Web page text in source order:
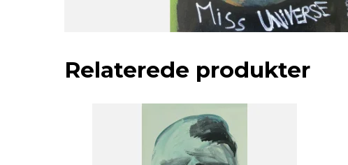
Relaterede produkter